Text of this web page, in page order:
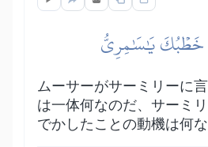
خَطۡبُكَ يَٰسَٰمِرِيُّ
ムーサーがサーミリーに
は一体何なのだ、サーミ
でかしたことの動機は何な